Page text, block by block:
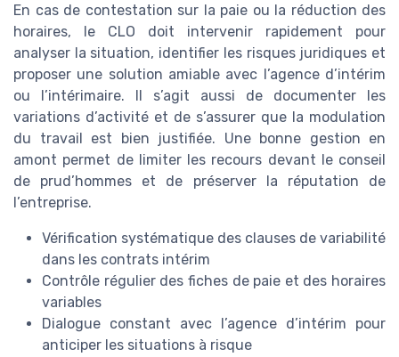
En cas de contestation sur la paie ou la réduction des
horaires, le CLO doit intervenir rapidement pour
analyser la situation, identifier les risques juridiques et
proposer une solution amiable avec l’agence d’intérim
ou l’intérimaire. Il s’agit aussi de documenter les
variations d’activité et de s’assurer que la modulation
du travail est bien justifiée. Une bonne gestion en
amont permet de limiter les recours devant le conseil
de prud’hommes et de préserver la réputation de
l’entreprise.
Vérification systématique des clauses de variabilité
dans les contrats intérim
Contrôle régulier des fiches de paie et des horaires
variables
Dialogue constant avec l’agence d’intérim pour
anticiper les situations à risque